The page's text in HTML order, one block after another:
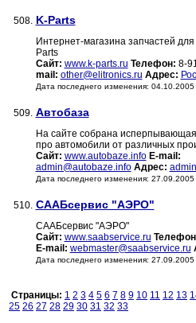
508. K-Parts
Интернет-магазина запчастей
Parts
Сайт: www.k-parts.ru Телефон: 8-
mail: other@elitronics.ru Адрес:
Дата последнего изменения: 04.10.2005
509. Автобаза
На сайте собрана
про автомобили от различных
Сайт: www.autobaze.info E-mail:
admin@autobaze.info Адрес:
Дата последнего изменения: 27.09.2005
510. СААБсервис "АЭРО"
СААБсервис "АЭРО"
Сайт: www.saabservice.ru
E-mail: webmaster@saabservice.ru
Дата последнего изменения: 27.09.2005
Страницы: 1 2 3 4 5 6 7 8 9 10 11 12 13
25 26 27 28 29 30 31 32 33